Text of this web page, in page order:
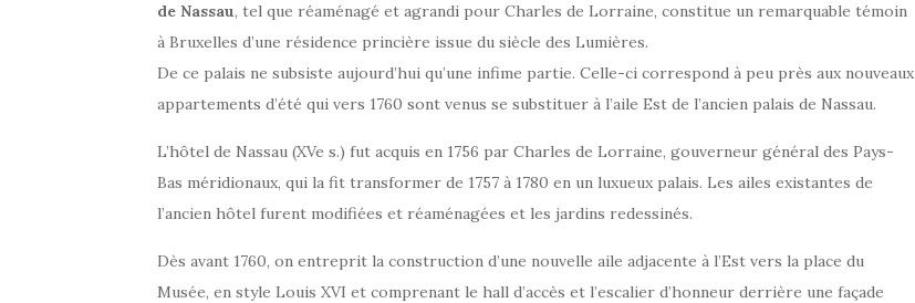
de Nassau, tel que réaménagé et agrandi pour Charles de Lorraine, constitue un remarquable témoin
à Bruxelles d’une résidence princière issue du siècle des Lumières.
De ce palais ne subsiste aujourd’hui qu’une infime partie. Celle-ci correspond à peu près aux nouveaux
appartements d’été qui vers 1760 sont venus se substituer à l’aile Est de l’ancien palais de Nassau.
L’hôtel de Nassau (XVe s.) fut acquis en 1756 par Charles de Lorraine, gouverneur général des Pays-
Bas méridionaux, qui la fit transformer de 1757 à 1780 en un luxueux palais. Les ailes existantes de
l’ancien hôtel furent modifiées et réaménagées et les jardins redessinés.
Dès avant 1760, on entreprit la construction d’une nouvelle aile adjacente à l’Est vers la place du
Musée, en style Louis XVI et comprenant le hall d’accès et l’escalier d’honneur derrière une façade